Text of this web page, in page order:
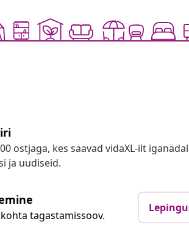
ostjaga, kes saavad vidaXL-ilt
ja uudiseid.
tagastamissoov.